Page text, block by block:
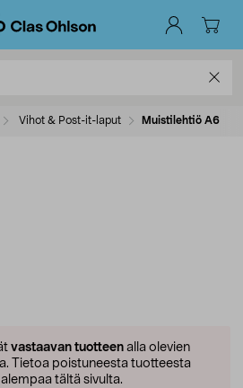
Vihot & Post-it-laput Muistilehtiö A6
vastaavan tuotteenalla olevien
Tietoa poistuneesta tuotteesta
tältä sivulta.